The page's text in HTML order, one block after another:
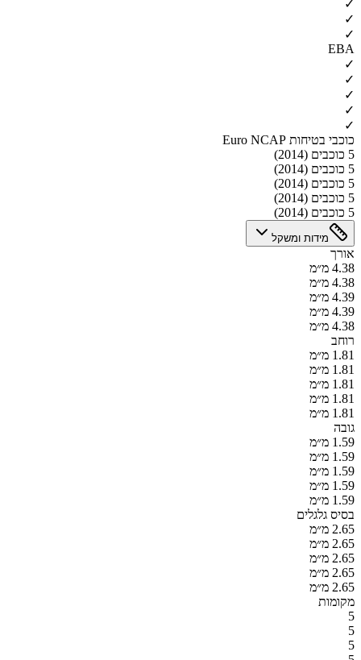
✓
✓
✓
EBA
✓
✓
✓
✓
✓
כוכבי בטיחות Euro NCAP
5 כוכבים (2014)
5 כוכבים (2014)
5 כוכבים (2014)
5 כוכבים (2014)
5 כוכבים (2014)
מידות ומשקל
אורך
4.38 מ״מ
4.38 מ״מ
4.39 מ״מ
4.39 מ״מ
4.38 מ״מ
רוחב
1.81 מ״מ
1.81 מ״מ
1.81 מ״מ
1.81 מ״מ
1.81 מ״מ
גובה
1.59 מ״מ
1.59 מ״מ
1.59 מ״מ
1.59 מ״מ
1.59 מ״מ
בסיס גלגלים
2.65 מ״מ
2.65 מ״מ
2.65 מ״מ
2.65 מ״מ
2.65 מ״מ
מקומות
5
5
5